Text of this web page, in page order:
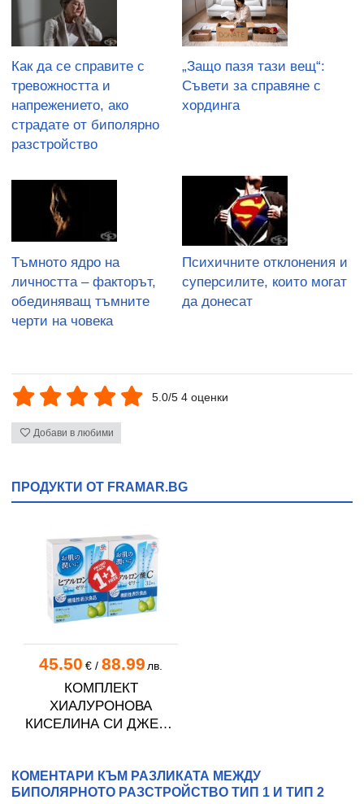
Как да се справите с
тревожността и
напрежението, ако
страдате от биполярно
разстройство
„Защо пазя тази вещ“:
Съвети за справяне с
хординга
Тъмното ядро на
личността – факторът,
обединяващ тъмните
черти на човека
Психичните отклонения и
суперсилите, които могат
да донесат
5.0/5 4 оценки
Добави в любими
ПРОДУКТИ ОТ FRAMAR.BG
45.50 €/ 88.99 лв.
КОМПЛЕКТ
ХИАЛУРОНОВА
КИСЕЛИНА СИ ДЖЕЛИ
КОМЕНТАРИ КЪМ РАЗЛИКАТА МЕЖДУ
БИПОЛЯРНОТО РАЗСТРОЙСТВО ТИП 1 И ТИП 2